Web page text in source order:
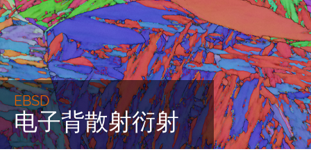
产品
新闻
市场活动
联络我们
EBSD
电子背散射衍射